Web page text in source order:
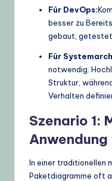
Für DevOps:
besser zu
gebaut, getestet
Für
notwendig.
Struktur,
Verhalten
Szenario 1:
Anwendung
In einer traditionellen
Paketdiagramme oft